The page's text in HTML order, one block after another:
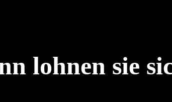
lohnen sie